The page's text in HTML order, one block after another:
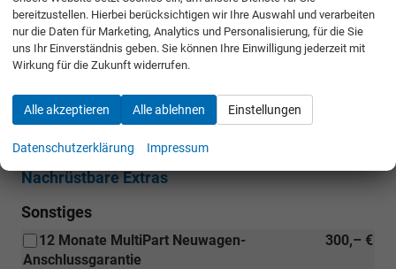
Waschwasserstandanzeige
Multifunktionslenkrad in Leder, beheizbar
PRA Notrad inkl. Wagenheber und Radschlüssel
Nachrüstbare Extras
Sonstiges
300,– €
12 Monate MultiPart Neuwagen-
Anschlussgarantie
bereitzustellen. Hierbei berücksichtigen wir Ihre Auswahl und verarbeiten
nur die Daten für Marketing, Analytics und Personalisierung, für die Sie
uns Ihr Einverständnis geben. Sie können Ihre Einwilligung jederzeit mit
Wirkung für die Zukunft widerrufen.
Alle akzeptieren Alle ablehnen Einstellungen
Datenschutzerklärung Impressum